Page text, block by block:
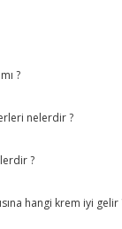
?
nelerdir ?
?
hangi krem iyi gelir